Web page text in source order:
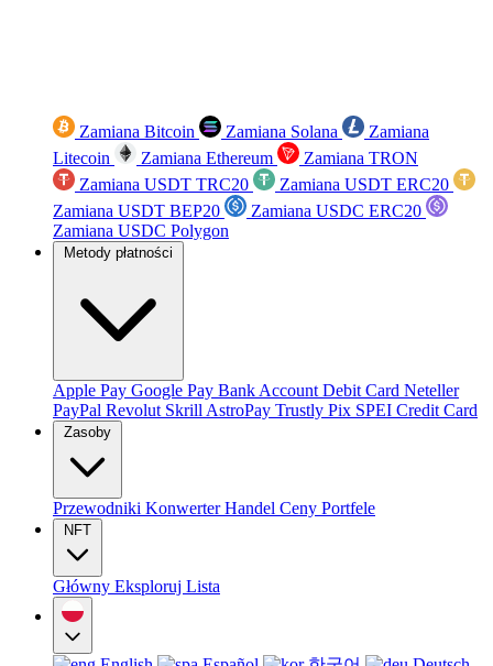
Zamiana Bitcoin Zamiana Solana
Zamiana
Litecoin
Zamiana Ethereum
Zamiana TRON
Zamiana USDT TRC20
Zamiana USDT ERC20
Zamiana USDT BEP20
Zamiana USDC ERC20
Zamiana USDC Polygon
Metody płatności
Apple Pay Google Pay Bank Account Debit Card Neteller
PayPal Revolut Skrill AstroPay Trustly Pix SPEI Credit Card
Zasoby
Przewodniki KonwerterHandel Ceny Portfele
NFT
Główny Eksploruj Lista